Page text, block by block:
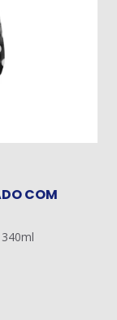
COM
340ml